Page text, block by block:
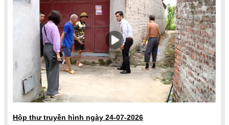
Hộp thư truyền hình ngày 24-07-2026